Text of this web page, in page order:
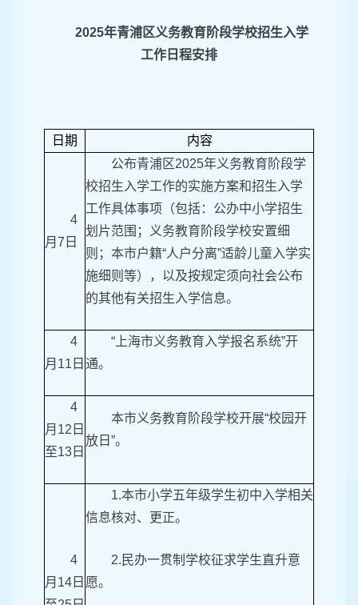
2025年青浦区义务教育阶段学校招生入学
工作日程安排
日期 内容
4
月7日
公布青浦区2025年义务教育阶段学
校招生入学工作的实施方案和招生入学
工作具体事项（包括：公办中小学招生
划片范围；义务教育阶段学校安置细
则；本市户籍“人户分离”适龄儿童入学实
施细则等），以及按规定须向社会公布
的其他有关招生入学信息。
4
月11日
“上海市义务教育入学报名系统”开
通。
4
月12日
至13日
本市义务教育阶段学校开展“校园开
放日”。
4
月14日
1.本市小学五年级学生初中入学相关
信息核对、更正。
2.民办一贯制学校征求学生直升意
愿。